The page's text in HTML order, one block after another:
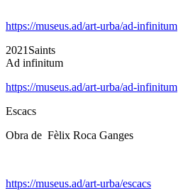
https://museus.ad/art-urba/ad-infinitum
2021Saints
Ad infinitum
https://museus.ad/art-urba/ad-infinitum
Escacs
Obra de Fèlix Roca Ganges
https://museus.ad/art-urba/escacs